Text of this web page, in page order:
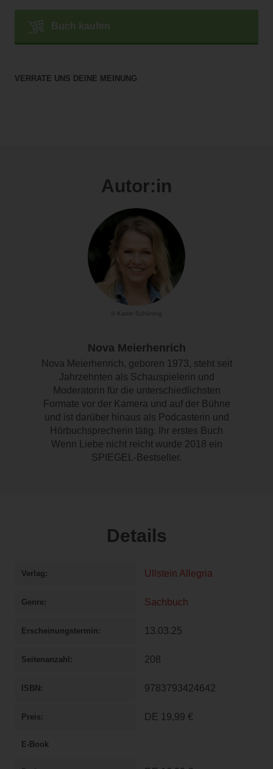
Buch kaufen
VERRATE UNS DEINE MEINUNG
Autor:in
© Katrin Schöning
Nova Meierhenrich
Nova Meierhenrich, geboren 1973, steht seit
Jahrzehnten als Schauspielerin und
Moderatorin für die unterschiedlichsten
Formate vor der Kamera und auf der Bühne
und ist darüber hinaus als Podcasterin und
Hörbuchsprecherin tätig. Ihr erstes Buch
Wenn Liebe nicht reicht wurde 2018 ein
SPIEGEL-Bestseller.
Details
Verlag Ullstein Allegria
Genre Sachbuch
Erscheinungstermin 13.03.25
Seitenanzahl 208
ISBN 9783793424642
Preis DE 19,99 €
E-Book